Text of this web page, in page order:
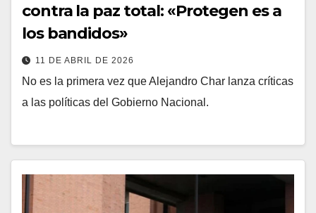
contra la paz total: «Protegen es a
los bandidos»
11 DE ABRIL DE 2026
No es la primera vez que Alejandro Char lanza críticas
a las políticas del Gobierno Nacional.